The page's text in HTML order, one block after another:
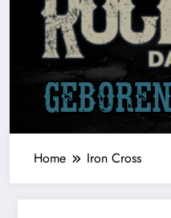
Home Iron Cross